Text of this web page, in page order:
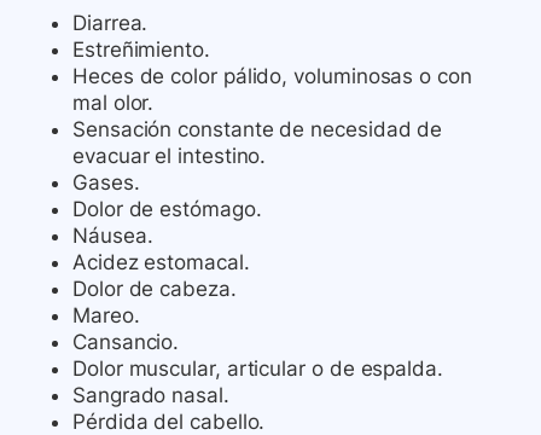
Diarrea.
Estreñimiento.
Heces de color pálido, voluminosas o con
mal olor.
Sensación constante de necesidad de
evacuar el intestino.
Gases.
Dolor de estómago.
Náusea.
Acidez estomacal.
Dolor de cabeza.
Mareo.
Cansancio.
Dolor muscular, articular o de espalda.
Sangrado nasal.
Pérdida del cabello.